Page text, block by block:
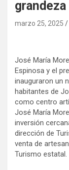
grandeza
marzo 25, 2025
José María
Espinosa y el
inauguraron un
habitantes de
como centro
José María
inversión
dirección de
venta de
Turismo estatal.